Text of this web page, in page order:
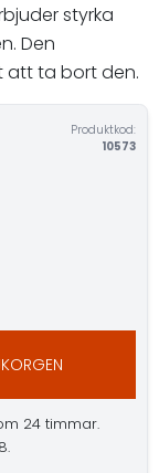
styrka
Den
att ta bort den.
Produktkod:
10573
24 timmar.